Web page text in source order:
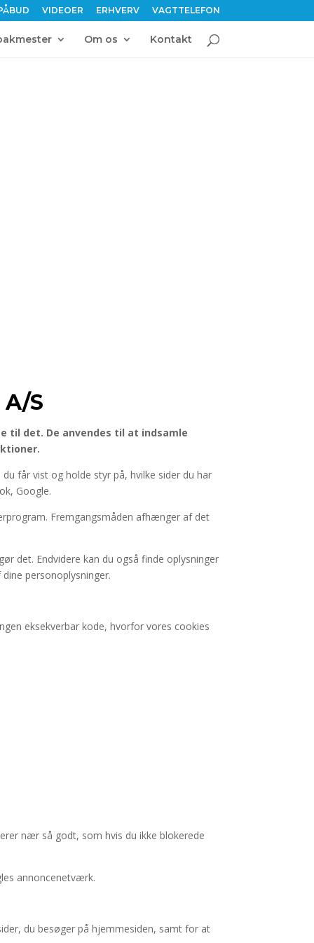
VIDEOER ERHVERV VAGTTELEFON
Om os Kontakt
S
til det. De anvendes til at indsamle
får vist og holde styr på, hvilke sider du har
Google.
Fremgangsmåden afhænger af det
det. Endvidere kan du også finde oplysninger
personoplysninger.
eksekverbar kode, hvorfor vores cookies
nær så godt, som hvis du ikke blokerede
annoncenetværk.
du besøger på hjemmesiden, samt for at